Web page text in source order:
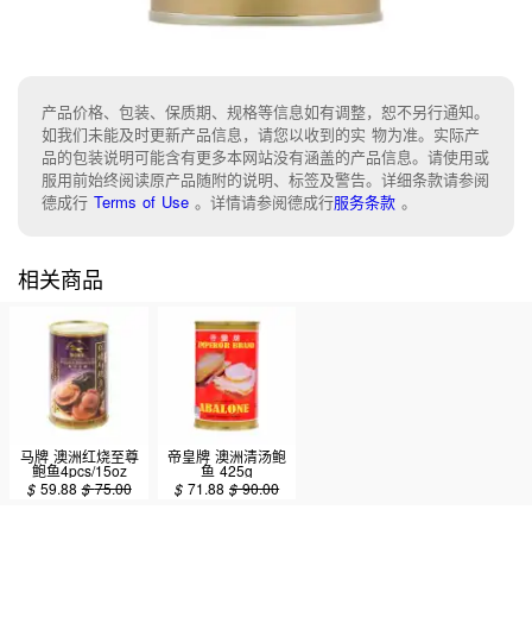
产品价格、包装、保质期、规格等信息如有调整，恕不另行通知。
如我们未能及时更新产品信息，请您以收到的实 物为准。实际产
品的包装说明可能含有更多本网站没有涵盖的产品信息。请使用或
服用前始终阅读原产品随附的说明、标签及警告。详细条款请参阅
德成行 Terms of Use 。 详情请参阅德成行服务条款 。
相关商品
马牌 澳洲红烧至尊
鲍鱼4pcs/15oz
$ 59.88 $75.00
帝皇牌 澳洲清汤鲍
鱼 425g
$71.88 $90.00